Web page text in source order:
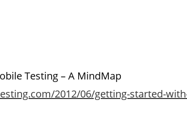
Testing – A MindMap
2012/06/getting-started-